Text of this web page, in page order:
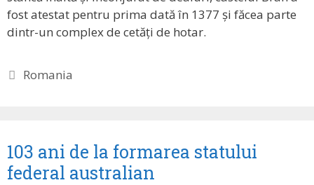
fost atestat pentru prima dată în 1377 și făcea parte
dintr-un complex de cetăți de hotar.
Etichete
Romania
103 ani de la formarea statului
federal australian